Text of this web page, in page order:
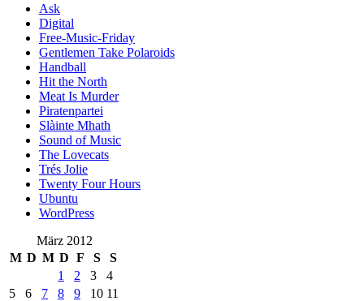
Ask
Digital
Free-Music-Friday
Gentlemen Take Polaroids
Handball
Hit the North
Meat Is Murder
Piratenpartei
Slàinte Mhath
Sound of Music
The Lovecats
Trés Jolie
Twenty Four Hours
Ubuntu
WordPress
März 2012
M D M D F S
S
1
2 3
4
5
6 7 8 9 10 11